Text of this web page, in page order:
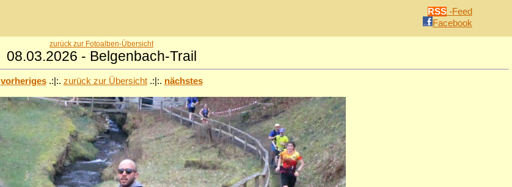
RSS -Feed
Facebook
zurück zur Fotoalben-Übersicht
08.03.2026 - Belgenbach-Trail
vorheriges.:|:. zurück zur Übersicht.:|:. nächstes